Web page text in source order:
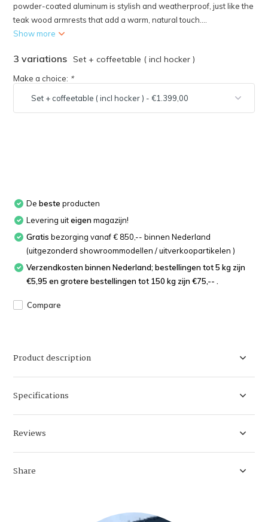
powder-coated aluminum is stylish and weatherproof, just like the
teak wood armrests that add a warm, natural touch....
Show more
3 variations Set + coffeetable ( incl hocker )
Make a choice: *
Debeste producten
Levering uiteigen magazijn!
Gratis bezorging vanaf € 850,-- binnen Nederland
(uitgezonderd showroommodellen / uitverkoopartikelen )
Verzendkosten binnen Nederland; bestellingen tot 5 kg zijn
€5,95 en grotere bestellingen tot 150 kg zijn €75,-- .
Compare
Product description
Specifications
Reviews
Share